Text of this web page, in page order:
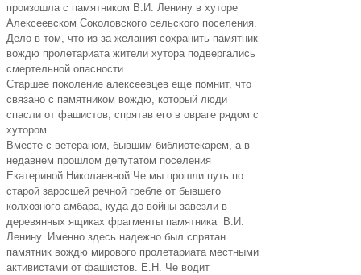
произошла с памятником В.И. Ленину в хуторе
Алексеевском Соколовского сельского поселения.
Дело в том, что из-за желания сохранить памятник
вождю пролетариата жители хутора подвергались
смертельной опасности.
Старшее поколение алексеевцев еще помнит, что
связано с памятником вождю, который люди
спасли от фашистов, спрятав его в овраге рядом с
хутором.
Вместе с ветераном, бывшим библиотекарем, а в
недавнем прошлом депутатом поселения
Екатериной Николаевной Че мы прошли путь по
старой заросшей речной гребле от бывшего
колхозного амбара, куда до войны завезли в
деревянных ящиках фрагменты памятника В.И.
Ленину. Именно здесь надежно был спрятан
памятник вождю мирового пролетариата местными
активистами от фашистов. Е.Н. Че водит